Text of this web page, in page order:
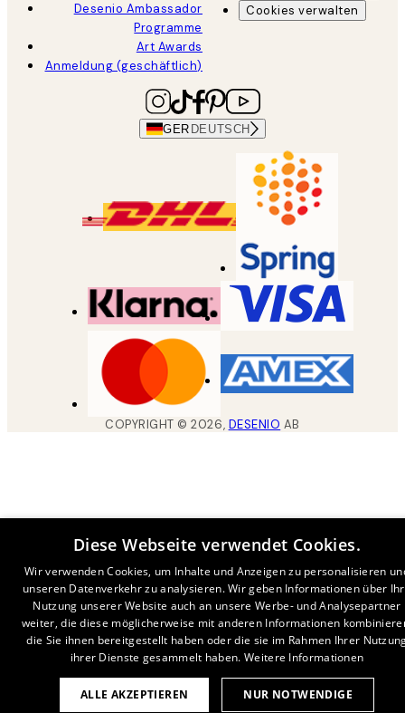
Desenio Ambassador
Programme
Art Awards
Anmeldung (geschäftlich)
Cookies verwalten
GER DEUTSCH
COPYRIGHT ©2026, DESENIO AB
Diese Webseite verwendet Cookies.
Wir verwenden Cookies, um Inhalte und Anzeigen zu personalisieren
unseren Datenverkehr zu analysieren. Wir geben Informationen über
Nutzung unserer Website auch an unsere Werbe- und Analysepartner
weiter, die diese möglicherweise mit anderen Informationen
die Sie ihnen bereitgestellt haben oder die sie im Rahmen Ihrer
ihrer Dienste gesammelt haben. Weitere Informationen
ALLE AKZEPTIEREN NUR NOTWENDIGE